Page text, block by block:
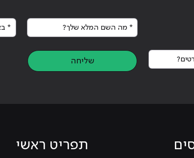
* מה השם המלא שלך? *
שליחה
תפריט ראשי